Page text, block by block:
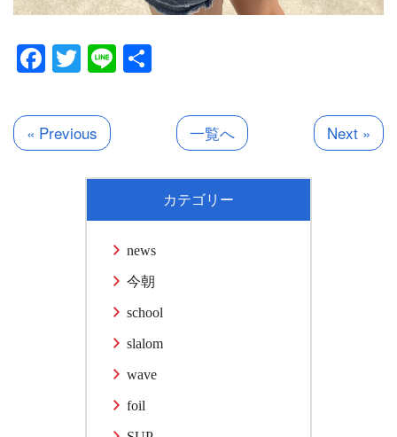
Facebook
Twitter
Line
« Previous 一覧へ Next »
カテゴリー
news
今朝
school
slalom
wave
foil